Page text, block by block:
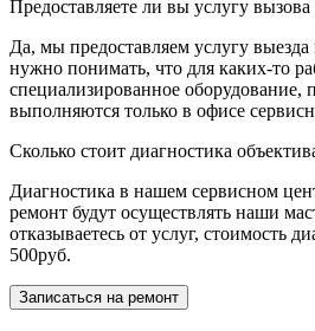
Предоставляете ли вы услугу
Да, мы предоставляем услугу
нужно понимать, что для каких-то
специализированное оборудование,
выполняются только в офисе
Сколько cтоит диагностика
Диагностика в нашем сервисном
ремонт будут осуществлять наши
отказываетесь от услуг, стоимость
500руб.
Записаться на ремонт